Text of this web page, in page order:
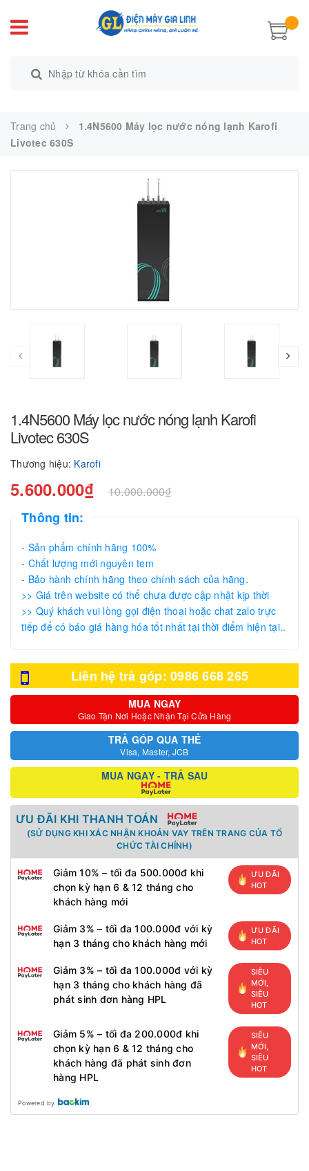
Trang chủ
1.4N5600 Máy lọc nước nóng lạnh Karofi
Livotec 630S
1.4N5600 Máy lọc nước nóng lạnh Karofi
Livotec 630S
Thương hiệu: Karofi
5.600.000₫ 10.000.000₫
Thông tin:
- Sản phẩm chính hãng 100%
- Chất lượng mới nguyên tem
- Bảo hành chính hãng theo chính sách của hãng.
>> Giá trên website có thể chưa được cập nhật kịp thời
>> Quý khách vui lòng gọi điện thoại hoặc chat zalo trực
tiếp để có báo giá hàng hóa tốt nhất tại thời điểm hiện tại..
Liên hệ trả góp: 0986 668 265
MUA NGAY
Giao Tận Nơi Hoặc Nhận Tại Cửa Hàng
TRẢ GÓP QUA THẺ
Visa, Master, JCB
MUA NGAY - TRẢ SAU
ƯU ĐÃI KHI THANH TOÁN
(SỬ DỤNG KHI XÁC NHẬN KHOẢN VAY TRÊN TRANG CỦA TỔ
CHỨC TÀI CHÍNH)
Giảm 10% – tối đa 500.000đ khi
chọn kỳ hạn 6 & 12 tháng cho
khách hàng mới
ƯU ĐÃI
HOT
Giảm 3% – tối đa 100.000đ với kỳ
hạn 3 tháng cho khách hàng mới
ƯU ĐÃI
HOT
Giảm 3% – tối đa 100.000đ với kỳ
hạn 3 tháng cho khách hàng đã
phát sinh đơn hàng HPL
SIÊU
MỚI,
SIÊU
HOT
Giảm 5% – tối đa 200.000đ khi
chọn kỳ hạn 6 & 12 tháng cho
khách hàng đã phát sinh đơn
hàng HPL
SIÊU
MỚI,
SIÊU
HOT
Powered by